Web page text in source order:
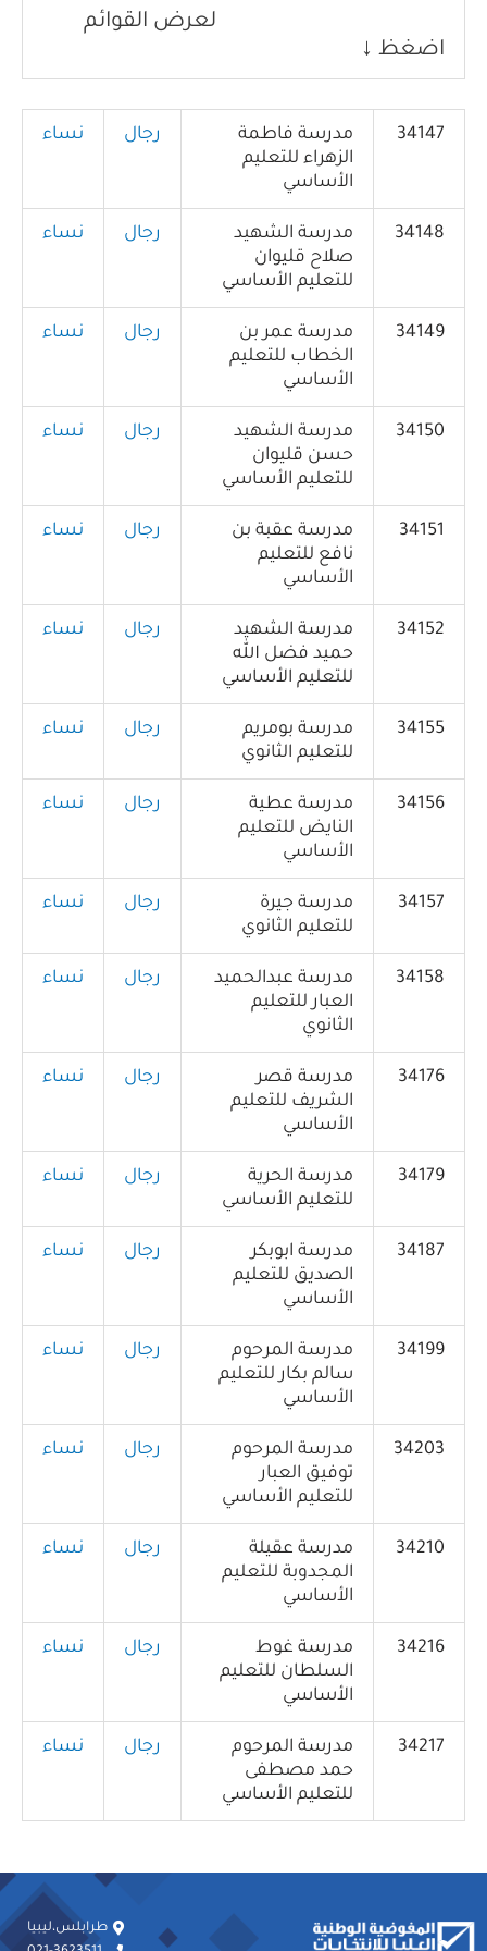
لعرض القوائم
اضغظ ↓
34147
مدرسة فاطمة
الزهراء للتعليم
الأساسي
رجال نساء
34148
مدرسة الشهيد
صلاح قليوان
للتعليم الأساسي
رجال نساء
34149
مدرسة عمر بن
الخطاب للتعليم
الأساسي
رجال نساء
34150
مدرسة الشهيد
حسن قليوان
للتعليم الأساسي
رجال نساء
34151
مدرسة عقبة بن
نافع للتعليم
الأساسي
رجال نساء
34152
مدرسة الشهيد
حميد فضل الله
للتعليم الأساسي
رجال نساء
34155
مدرسة بومريم
للتعليم الثانوي
رجال نساء
34156
مدرسة عطية
النايض للتعليم
الأساسي
رجال نساء
34157
مدرسة جيرة
للتعليم الثانوي
رجال نساء
34158
مدرسة عبدالحميد
العبار للتعليم
الثانوي
رجال نساء
34176
مدرسة قصر
الشريف للتعليم
الأساسي
رجال نساء
34179
مدرسة الحرية
للتعليم الأساسي
رجال نساء
34187
مدرسة ابوبكر
الصديق للتعليم
الأساسي
رجال نساء
34199
مدرسة المرحوم
سالم بكار للتعليم
الأساسي
رجال نساء
34203
مدرسة المرحوم
توفيق العبار
للتعليم الأساسي
رجال نساء
34210
مدرسة عقيلة
المجدوبة للتعليم
الأساسي
رجال نساء
34216
مدرسة غوط
السلطان للتعليم
الأساسي
رجال نساء
34217
مدرسة المرحوم
حمد مصطفى
للتعليم الأساسي
رجال نساء
طرابلس،ليبيا